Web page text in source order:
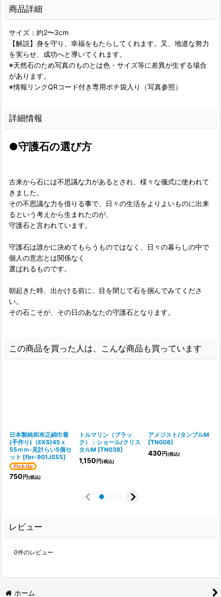
商品詳細
サイズ：約2〜3cm
【解説】身を守り、幸福をもたらしてくれます。又、地道な努力
を実らせ、成功へと導いてくれます。
※天然石のため写真のものとは色・サイズ等に差異が生ずる場合
があります。
※情報リンクQRコード付き専用ポチ袋入り（写真参照）
詳細情報
●守護石の選び方
古来から石には不思議な力があるとされ、様々な儀式に使われて
きました。
その不思議な力を借りる事で、日々の生活をよりよいものに出来
るという考えから生まれたのが、
守護石と言われています。
守護石は誰かに決めてもらうものではなく、日々の暮らしの中で
個人の意志とは関係なく
選ばれるものです。
朝起きた時、出かける前に、目を閉じて石を掴んでみてくださ
い。
その石こそが、その日のあなたの守護石となります。
この商品を買った人は、こんな商品も買っています
日本製純和布正絹巾着
(手作り)（EXS)45ｘ
55ｍｍ-見計らい5個セ
ット [fbr-901JSS5]
750 円(税込)
トルマリン（ブラッ
ク）：ショール/クリス
タルM [TN038]
1,150 円(税込)
アメジスト/タンブルM
[TN008]
430 円(税込)
レビュー
0件のレビュー
ホーム